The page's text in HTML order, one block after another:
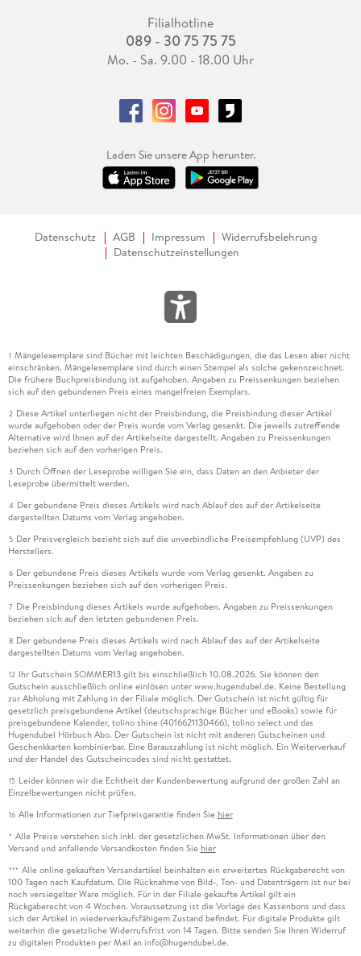
Filialhotline
089 - 30 75 75 75
Mo. - Sa. 9.00 - 18.00 Uhr
Laden Sie unsere App herunter.
Datenschutz AGB Impressum
Widerrufsbelehrung
Datenschutzeinstellungen
1 Mängelexemplare sind Bücher mit leichten Beschädigungen, die das Lesen aber nicht
einschränken. Mängelexemplare sind durch einen Stempel als solche gekennzeichnet.
Die frühere Buchpreisbindung ist aufgehoben. Angaben zu Preissenkungen beziehen
sich auf den gebundenen Preis eines mangelfreien Exemplars.
2 Diese Artikel unterliegen nicht der Preisbindung, die Preisbindung dieser Artikel
wurde aufgehoben oder der Preis wurde vom Verlag gesenkt. Die jeweils zutreffende
Alternative wird Ihnen auf der Artikelseite dargestellt. Angaben zu Preissenkungen
beziehen sich auf den vorherigen Preis.
3 Durch Öffnen der Leseprobe willigen Sie ein, dass Daten an den Anbieter der
Leseprobe übermittelt werden.
4 Der gebundene Preis dieses Artikels wird nach Ablauf des auf der Artikelseite
dargestellten Datums vom Verlag angehoben.
5 Der Preisvergleich bezieht sich auf die unverbindliche Preisempfehlung (UVP) des
Herstellers.
6 Der gebundene Preis dieses Artikels wurde vom Verlag gesenkt. Angaben zu
Preissenkungen beziehen sich auf den vorherigen Preis.
7 Die Preisbindung dieses Artikels wurde aufgehoben. Angaben zu Preissenkungen
beziehen sich auf den letzten gebundenen Preis.
8 Der gebundene Preis dieses Artikels wird nach Ablauf des auf der Artikelseite
dargestellten Datums vom Verlag angehoben.
12 Ihr Gutschein SOMMER13 gilt bis einschließlich 10.08.2026. Sie können den
Gutschein ausschließlich online einlösen unter www.hugendubel.de. Keine Bestellung
zur Abholung mit Zahlung in der Filiale möglich. Der Gutschein ist nicht gültig für
gesetzlich preisgebundene Artikel (deutschsprachige Bücher und eBooks) sowie für
preisgebundene Kalender, tolino shine (4016621130466), tolino select und das
Hugendubel Hörbuch Abo. Der Gutschein ist nicht mit anderen Gutscheinen und
Geschenkkarten kombinierbar. Eine Barauszahlung ist nicht möglich. Ein Weiterverkauf
und der Handel des Gutscheincodes sind nicht gestattet.
15 Leider können wir die Echtheit der Kundenbewertung aufgrund der großen Zahl an
Einzelbewertungen nicht prüfen.
16 Alle Informationen zur Tiefpreisgarantie finden Sie hier
* Alle Preise verstehen sich inkl. der gesetzlichen MwSt. Informationen über den
Versand und anfallende Versandkosten finden Sie hier
*** Alle online gekauften Versandartikel beinhalten ein erweitertes Rückgaberecht von
100 Tagen nach Kaufdatum. Die Rücknahme von Bild-, Ton- und Datenträgern ist nur bei
noch versiegelter Ware möglich. Für in der Filiale gekaufte Artikel gilt ein
Rückgaberecht von 4 Wochen. Voraussetzung ist die Vorlage des Kassenbons und dass
sich der Artikel in wiederverkaufsfähigem Zustand befindet. Für digitale Produkte gilt
weiterhin die gesetzliche Widerrufsfrist von 14 Tagen. Bitte senden Sie Ihren Widerruf
zu digitalen Produkten per Mail an info@hugendubel.de.